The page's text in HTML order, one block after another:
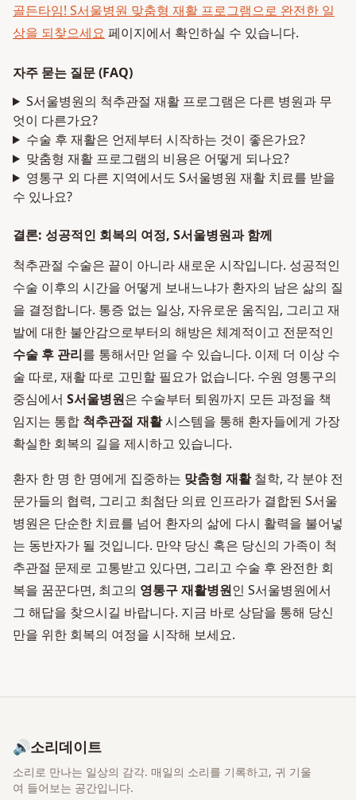
골든타임! S서울병원 맞춤형 재활 프로그램으로 완전한 일
상을 되찾으세요 페이지에서 확인하실 수 있습니다.
자주 묻는 질문 (FAQ)
S서울병원의 척추관절 재활 프로그램은 다른 병원과 무
엇이 다른가요?
수술 후 재활은 언제부터 시작하는 것이 좋은가요?
맞춤형 재활 프로그램의 비용은 어떻게 되나요?
영통구 외 다른 지역에서도 S서울병원 재활 치료를 받을
수 있나요?
결론: 성공적인 회복의 여정, S서울병원과 함께
척추관절 수술은 끝이 아니라 새로운 시작입니다. 성공적인
수술 이후의 시간을 어떻게 보내느냐가 환자의 남은 삶의 질
을 결정합니다. 통증 없는 일상, 자유로운 움직임, 그리고 재
발에 대한 불안감으로부터의 해방은 체계적이고 전문적인
수술 후 관리를 통해서만 얻을 수 있습니다. 이제 더 이상 수
술 따로, 재활 따로 고민할 필요가 없습니다. 수원 영통구의
중심에서 S서울병원은 수술부터 퇴원까지 모든 과정을 책
임지는 통합 척추관절 재활시스템을 통해 환자들에게 가장
확실한 회복의 길을 제시하고 있습니다.
환자 한 명 한 명에게 집중하는 맞춤형 재활철학, 각 분야 전
문가들의 협력, 그리고 최첨단 의료 인프라가 결합된 S서울
병원은 단순한 치료를 넘어 환자의 삶에 다시 활력을 불어넣
는 동반자가 될 것입니다. 만약 당신 혹은 당신의 가족이 척
추관절 문제로 고통받고 있다면, 그리고 수술 후 완전한 회
복을 꿈꾼다면, 최고의 영통구 재활병원인 S서울병원에서
그 해답을 찾으시길 바랍니다. 지금 바로 상담을 통해 당신
만을 위한 회복의 여정을 시작해 보세요.
🔊소리데이트
소리로 만나는 일상의 감각. 매일의 소리를 기록하고, 귀 기울
여 들어보는 공간입니다.